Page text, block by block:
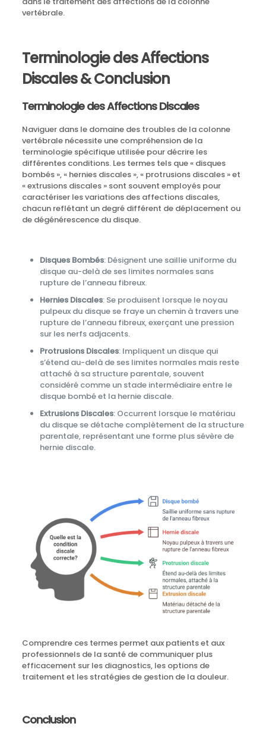
vertébrale.
Terminologie des Affections
Discales & Conclusion
Terminologie des Affections Discales
Naviguer dans le domaine des troubles de la colonne
vertébrale nécessite une compréhension de la
terminologie spécifique utilisée pour décrire les
différentes conditions. Les termes tels que « disques
bombés », « hernies discales », « protrusions discales » et
« extrusions discales » sont souvent employés pour
caractériser les variations des affections discales,
chacun reflétant un degré différent de déplacement ou
de dégénérescence du disque.
Disques Bombés: Désignent une saillie uniforme du
disque au-delà de ses limites normales sans
rupture de l’anneau fibreux.
Hernies Discales: Se produisent lorsque le noyau
pulpeux du disque se fraye un chemin à travers une
rupture de l’anneau fibreux, exerçant une pression
sur les nerfs adjacents.
Protrusions Discales: Impliquent un disque qui
s’étend au-delà de ses limites normales mais reste
attaché à sa structure parentale, souvent
considéré comme un stade intermédiaire entre le
disque bombé et la hernie discale.
Extrusions Discales: Occurrent lorsque le matériau
du disque se détache complètement de la structure
parentale, représentant une forme plus sévère de
hernie discale.
Comprendre ces termes permet aux patients et aux
professionnels de la santé de communiquer plus
efficacement sur les diagnostics, les options de
traitement et les stratégies de gestion de la douleur.
Conclusion